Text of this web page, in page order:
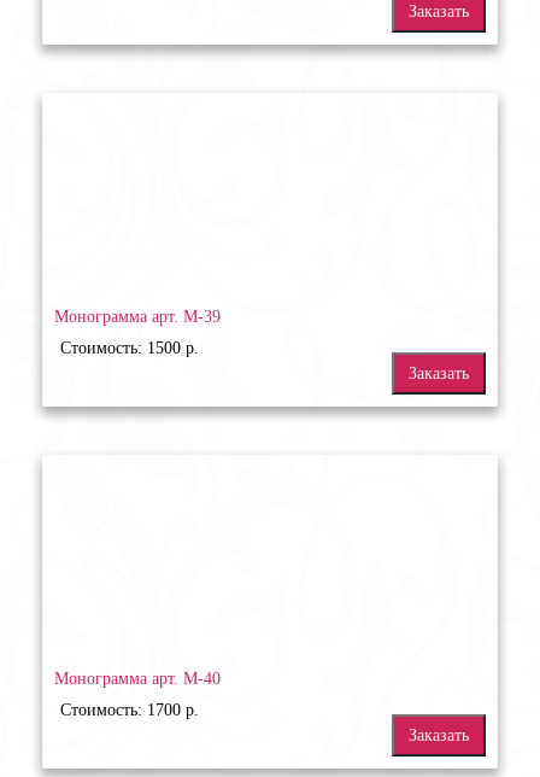
Заказать
Монограмма арт. М-39
Стоимость: 1500 р.
Заказать
Монограмма арт. М-40
Стоимость: 1700 р.
Заказать